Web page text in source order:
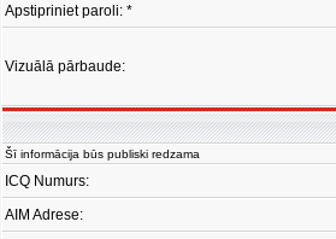
Apstipriniet paroli: *
Vizuālā pārbaude:
Šī informācija būs publiski redzama
ICQ Numurs:
AIM Adrese: